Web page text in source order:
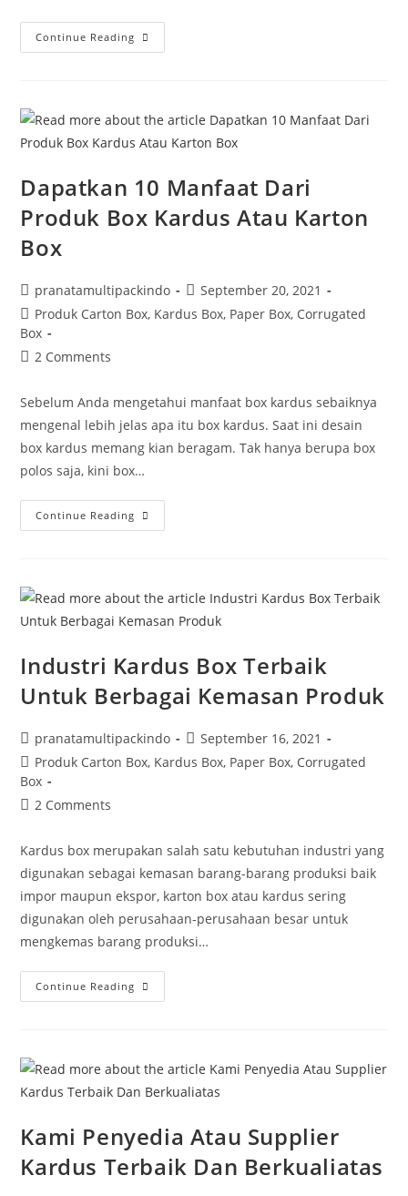
Continue Reading
Dapatkan 10 Manfaat Dari
Produk Box Kardus Atau Karton
Box
pranatamultipackindo
September 20, 2021
Produk Carton Box, Kardus Box, Paper Box, Corrugated
Box
2 Comments
Sebelum Anda mengetahui manfaat box kardus sebaiknya
mengenal lebih jelas apa itu box kardus. Saat ini desain
box kardus memang kian beragam. Tak hanya berupa box
polos saja, kini box…
Continue Reading
Industri Kardus Box Terbaik
Untuk Berbagai Kemasan Produk
pranatamultipackindo
September 16, 2021
Produk Carton Box, Kardus Box, Paper Box, Corrugated
Box
2 Comments
Kardus box merupakan salah satu kebutuhan industri yang
digunakan sebagai kemasan barang-barang produksi baik
impor maupun ekspor, karton box atau kardus sering
digunakan oleh perusahaan-perusahaan besar untuk
mengkemas barang produksi…
Continue Reading
Kami Penyedia Atau Supplier
Kardus Terbaik Dan Berkualiatas